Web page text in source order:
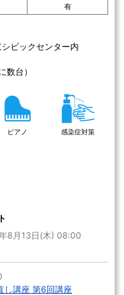
有
ビックセンター内
数台）
ピアノ 感染症対策
8月13日(木) 08:00
し講座 第6回講座